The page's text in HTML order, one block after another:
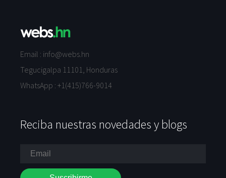
Email : info@webs.hn
Tegucigalpa 11101, Honduras
WhatsApp : +1(415)766-9014
Reciba nuestras novedades y blogs